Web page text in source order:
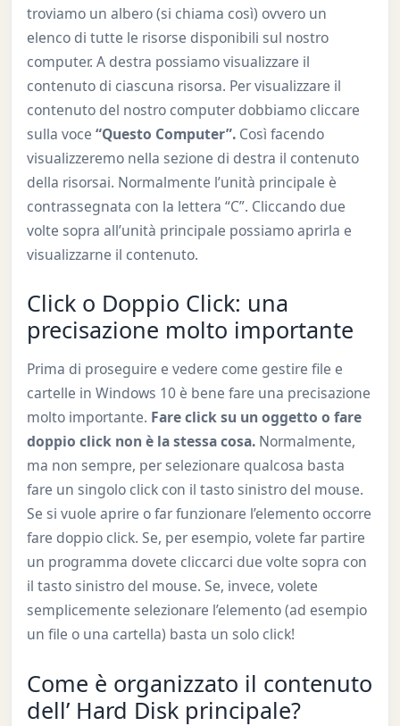
troviamo un albero (si chiama così) ovvero un
elenco di tutte le risorse disponibili sul nostro
computer. A destra possiamo visualizzare il
contenuto di ciascuna risorsa. Per visualizzare il
contenuto del nostro computer dobbiamo cliccare
sulla voce “Questo Computer”.Così facendo
visualizzeremo nella sezione di destra il contenuto
della risorsai. Normalmente l’unità principale è
contrassegnata con la lettera “C”. Cliccando due
volte sopra all’unità principale possiamo aprirla e
visualizzarne il contenuto.
Click o Doppio Click: una
precisazione molto importante
Prima di proseguire e vedere come gestire file e
cartelle in Windows 10 è bene fare una precisazione
molto importante. Fare click su un oggetto o fare
doppio click non è la stessa cosa.Normalmente,
ma non sempre, per selezionare qualcosa basta
fare un singolo click con il tasto sinistro del mouse.
Se si vuole aprire o far funzionare l’elemento occorre
fare doppio click. Se, per esempio, volete far partire
un programma dovete cliccarci due volte sopra con
il tasto sinistro del mouse. Se, invece, volete
semplicemente selezionare l’elemento (ad esempio
un file o una cartella) basta un solo click!
Come è organizzato il contenuto
dell’ Hard Disk principale?